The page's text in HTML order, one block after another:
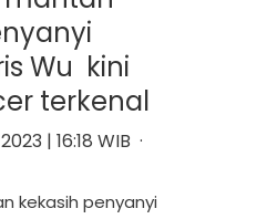
Wu kini
terkenal
| 16:18 WIB ·
kekasih penyanyi